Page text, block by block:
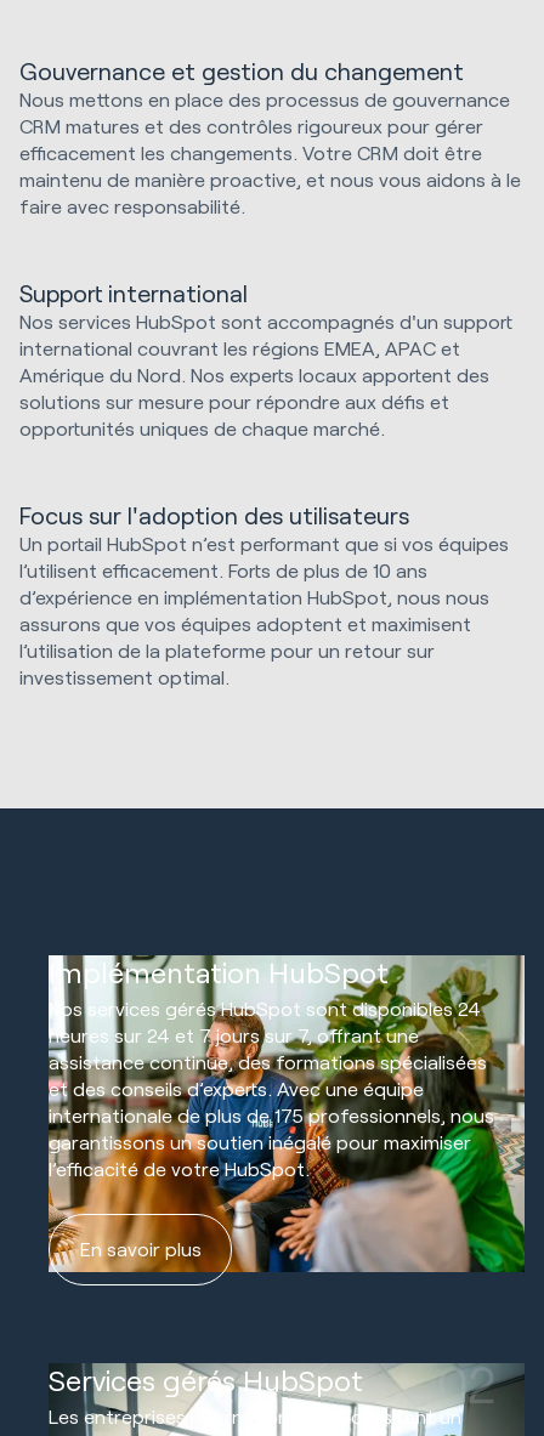
Gouvernance et gestion du changement
Nous mettons en place des processus de gouvernance
CRM matures et des contrôles rigoureux pour gérer
efficacement les changements. Votre CRM doit être
maintenu de manière proactive, et nous vous aidons à le
faire avec responsabilité.
Support international
Nos services HubSpot sont accompagnés d'un support
international couvrant les régions EMEA, APAC et
Amérique du Nord. Nos experts locaux apportent des
solutions sur mesure pour répondre aux défis et
opportunités uniques de chaque marché.
Focus sur l'adoption des utilisateurs
Un portail HubSpot n’est performant que si vos équipes
l’utilisent efficacement. Forts de plus de 10 ans
d’expérience en implémentation HubSpot, nous nous
assurons que vos équipes adoptent et maximisent
l’utilisation de la plateforme pour un retour sur
investissement optimal.
Implémentation HubSpot 01
Nos services gérés HubSpot sont disponibles 24
heures sur 24 et 7 jours sur 7, offrant une
assistance continue, des formations spécialisées
et des conseils d’experts. Avec une équipe
internationale de plus de 175 professionnels, nous
garantissons un soutien inégalé pour maximiser
l’efficacité de votre HubSpot.
En savoir plus
Services gérés HubSpot 02
Les entreprises internationales nécessitent un